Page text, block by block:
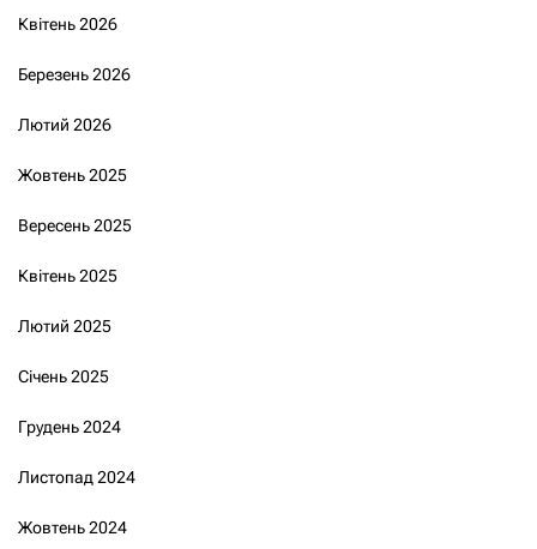
Квітень 2026
Березень 2026
Лютий 2026
Жовтень 2025
Вересень 2025
Квітень 2025
Лютий 2025
Січень 2025
Грудень 2024
Листопад 2024
Жовтень 2024